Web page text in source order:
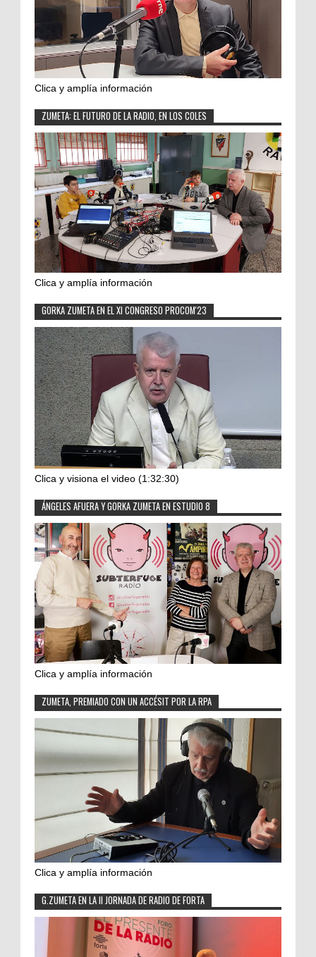
Clica y amplía información
ZUMETA: EL FUTURO DE LA RADIO, EN LOS COLES
Clica y amplía información
GORKA ZUMETA EN EL XI CONGRESO PROCOM'23
Clica y visiona el video (1:32:30)
ÁNGELES AFUERA Y GORKA ZUMETA EN ESTUDIO 8
Clica y amplía información
ZUMETA, PREMIADO CON UN ACCÉSIT POR LA RPA
Clica y amplía información
G.ZUMETA EN LA II JORNADA DE RADIO DE FORTA